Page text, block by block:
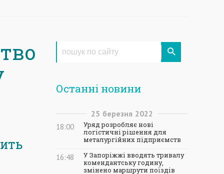
Останні новини
25 березня 2022
18:00
Уряд розробляє нові
логістичні рішення для
металургійних підприємств
16:48
У Запоріжжі вводять тривалу
комендантську годину,
змінено маршрути поїздів